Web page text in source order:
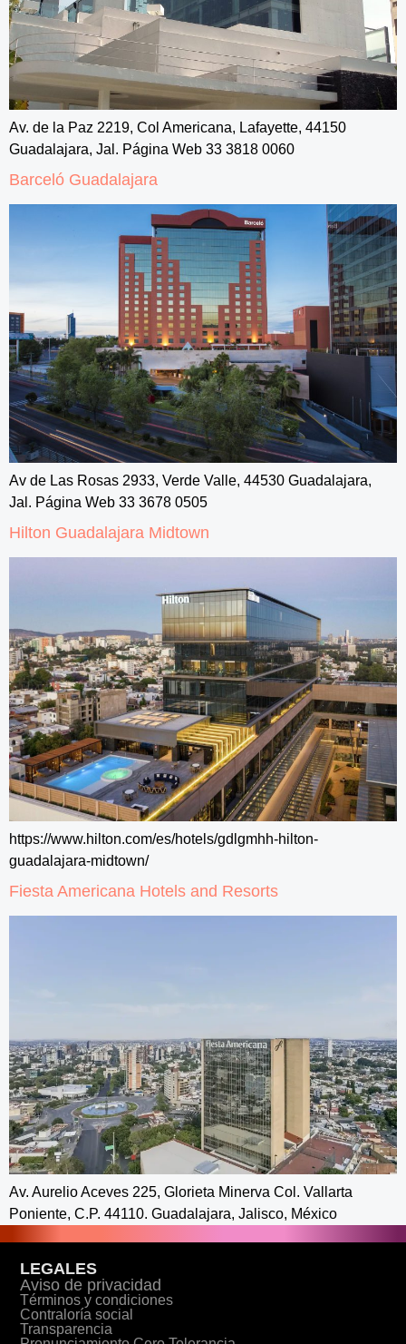
Av. de la Paz 2219, Col Americana, Lafayette, 44150
Guadalajara, Jal. Página Web 33 3818 0060
Barceló Guadalajara
Av de Las Rosas 2933, Verde Valle, 44530 Guadalajara,
Jal. Página Web 33 3678 0505
Hilton Guadalajara Midtown
https://www.hilton.com/es/hotels/gdlgmhh-hilton-
guadalajara-midtown/
Fiesta Americana Hotels and Resorts
Av. Aurelio Aceves 225, Glorieta Minerva Col. Vallarta
Poniente, C.P. 44110. Guadalajara, Jalisco, México
LEGALES
Aviso de privacidad
Términos y condiciones
Contraloría social
Transparencia